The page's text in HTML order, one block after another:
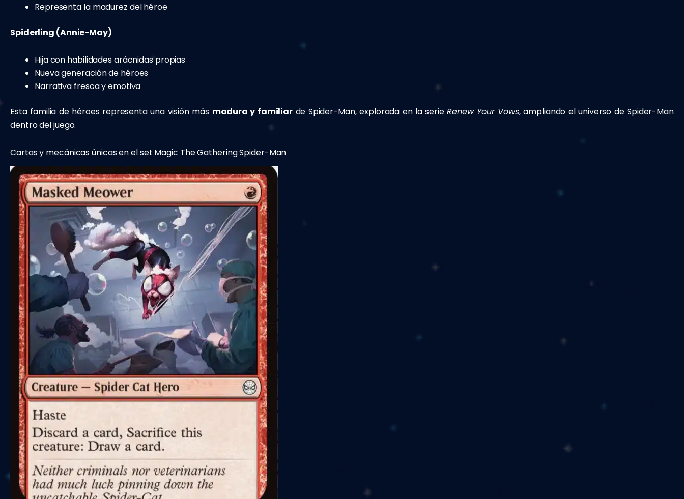
Representa la madurez del héroe
Spiderling (Annie-May)
Hija con habilidades arácnidas propias
Nueva generación de héroes
Narrativa fresca y emotiva
Esta familia de héroes representa una visión más madura y familiar de Spider-Man, explorada en la serieRenew Your Vows, ampliando el universo de Spider-Man
dentro del juego.
Cartas y mecánicas únicas en el set Magic The Gathering Spider-Man